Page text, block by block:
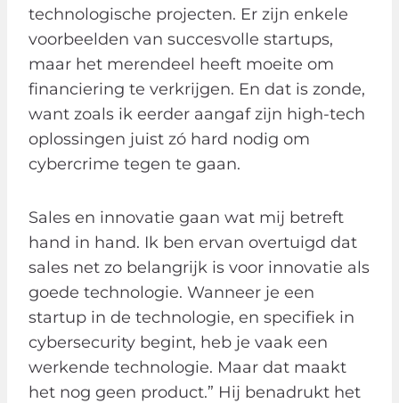
technologische projecten. Er zijn enkele
voorbeelden van succesvolle startups,
maar het merendeel heeft moeite om
financiering te verkrijgen. En dat is zonde,
want zoals ik eerder aangaf zijn high-tech
oplossingen juist zó hard nodig om
cybercrime tegen te gaan.
Sales en innovatie gaan wat mij betreft
hand in hand. Ik ben ervan overtuigd dat
sales net zo belangrijk is voor innovatie als
goede technologie. Wanneer je een
startup in de technologie, en specifiek in
cybersecurity begint, heb je vaak een
werkende technologie. Maar dat maakt
het nog geen product.” Hij benadrukt het